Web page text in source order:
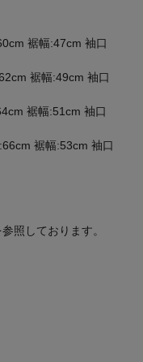
裾幅:47cm 袖口
裾幅:49cm 袖口
裾幅:51cm 袖口
裾幅:53cm 袖口
照しております。